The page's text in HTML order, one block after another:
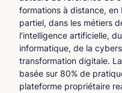
formations à distance,
partiel, dans les métiers
l’intelligence artificielle,
informatique, de la
transformation digitale.
basée sur 80% de
plateforme propriétaire